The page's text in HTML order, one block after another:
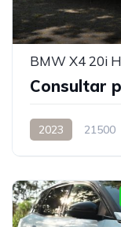
BMW X4 20i
Consultar
2023 21500